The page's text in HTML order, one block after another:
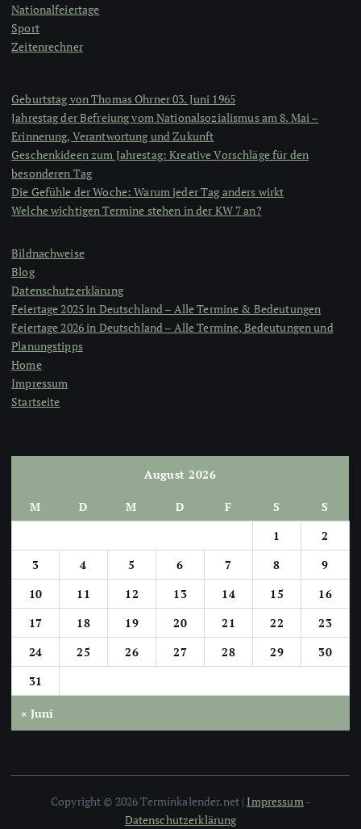
Nationalfeiertage
Sport
Zeitenrechner
Geburtstag von Thomas Ohrner 03. Juni 1965
Jahrestag der Befreiung vom Nationalsozialismus am 8. Mai –
Erinnerung, Verantwortung und Zukunft
Geschenkideen zum Jahrestag: Kreative Vorschläge für den
besonderen Tag
Die Gefühle der Woche: Warum jeder Tag anders wirkt
Welche wichtigen Termine stehen in der KW 7 an?
Bildnachweise
Blog
Datenschutzerklärung
Feiertage 2025 in Deutschland – Alle Termine & Bedeutungen
Feiertage 2026 in Deutschland – Alle Termine, Bedeutungen und
Planungstipps
Home
Impressum
Startseite
August 2026
M D M D F S
S
1
2
3
4 5 6 7 8
9
10
11 12 13 14 15
16
17
18 19 20 21 22
23
24
25 26 27 28 29
30
31
« Juni
Copyright © 2026 Terminkalender.net | Impressum -
Datenschutzerklärung